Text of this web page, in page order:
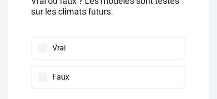
sur les climats futurs.
Vrai
Faux